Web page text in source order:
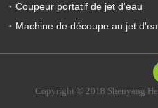
Coupeur portatif de jet d'eau
Machine de découpe au jet
Copyright © 2018 Shenyang